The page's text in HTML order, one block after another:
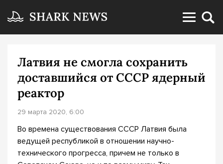
Латвия не смогла сохранить
доставшийся от СССР ядерный
реактор
29 марта 2020, 6:00
Во времена существования СССР Латвия была
ведущей республикой в отношении научно-
технического прогресса, причем не только в